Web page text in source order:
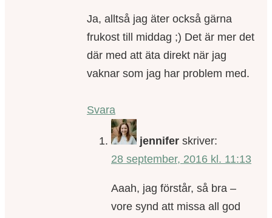
Ja, alltså jag äter också gärna
frukost till middag ;) Det är mer det
där med att äta direkt när jag
vaknar som jag har problem med.
Svara
jennifer skriver:
28 september, 2016 kl. 11:13
Aaah, jag förstår, så bra –
vore synd att missa all god